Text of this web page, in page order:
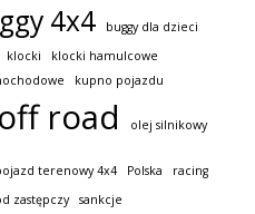
4x4
buggy dla dzieci
klocki
klocki hamulcowe
kupno pojazdu
off road olej silnikowy
terenowy 4x4 Polska
racing
zastępczy
sankcje